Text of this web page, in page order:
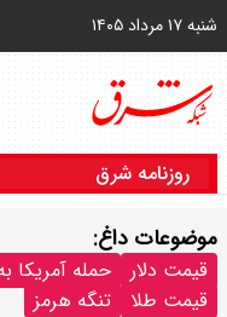
شنبه ۱۷ مرداد ۱۴۰۵
روزنامه شرق
موضوعات داغ:
قیمت دلار حمله آمریکا
قیمت طلا
تنگه هرمز